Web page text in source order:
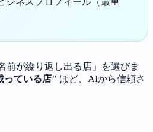
前が繰り返し出る店」を選びま
っている店" ほど、AIから信頼さ